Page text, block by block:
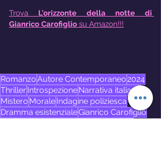
Trova L'orizzonte della notte di
Gianrico Carofiglio su Amazon!!!
RomanzoAutore Contemporaneo 2024
ThrillerIntrospezioneNarrativa italiana
Mistero MoraleIndagine poliziesca
Dramma esistenzialeGianrico Carofiglio